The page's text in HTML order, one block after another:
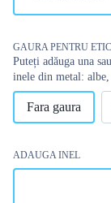
GAURA PENTRU
Puteți adăuga una
inele din metal:
Fara gaura
ADAUGA INEL